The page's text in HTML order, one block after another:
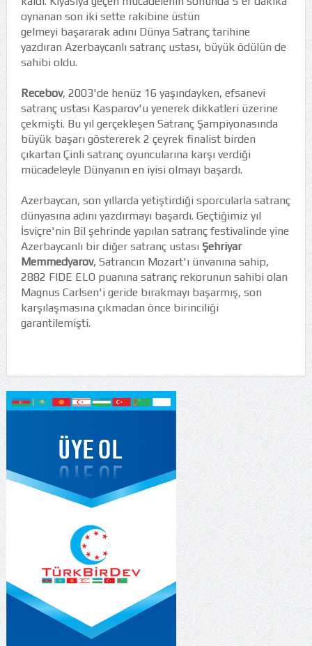
oynanan son iki sette rakibine üstün
gelmeyi başararak adını Dünya Satranç tarihine
yazdıran Azerbaycanlı satranç ustası, büyük ödülün de
sahibi oldu.
Recebov, 2003'de henüz 16 yaşındayken, efsanevi
satranç ustası Kasparov'u yenerek dikkatleri üzerine
çekmişti. Bu yıl gerçekleşen Satranç Şampiyonasında
büyük başarı göstererek 2 çeyrek finalist birden
çıkartan Çinli satranç oyuncularına karşı verdiği
mücadeleyle Dünyanın en iyisi olmayı başardı.
Azerbaycan, son yıllarda yetiştirdiği sporcularla satranç
dünyasına adını yazdırmayı başardı. Geçtiğimiz yıl
İsviçre'nin Bil şehrinde yapılan satranç festivalinde yine
Azerbaycanlı bir diğer satranç ustası Şehriyar
Memmedyarov, Satrancın Mozart'ı ünvanına sahip,
2882 FIDE ELO puanına satranç rekorunun sahibi olan
Magnus Carlsen'i geride bırakmayı başarmış, son
karşılaşmasına çıkmadan önce birinciliği
garantilemişti.